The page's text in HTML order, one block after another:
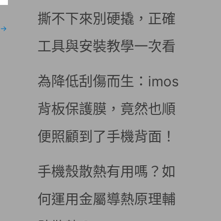
→
撕不下來別硬撬，正確
工具與安裝教學一次看
為降低刮傷而生：imos
背板保護膜，竟然也順
便照顧到了手機背面！
手機殼散熱有用嗎？如
何運用金屬導熱原理輔